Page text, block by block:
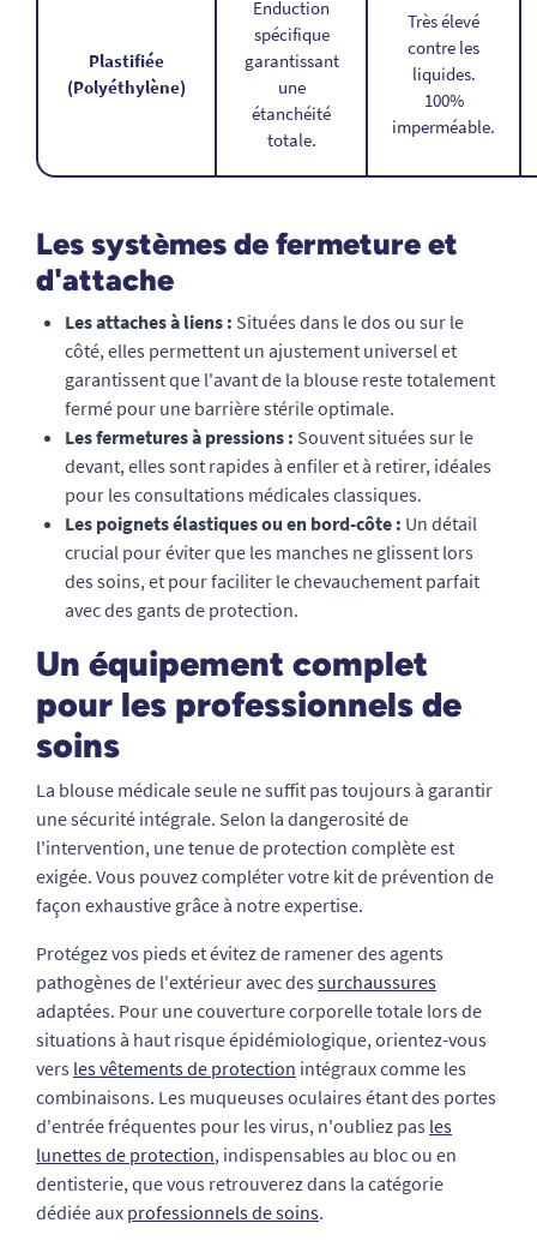
Plastifiée
(Polyéthylène)
Enduction
spécifique
garantissant
une
étanchéité
totale.
Très élevé
contre les
liquides.
100%
imperméable.
Les systèmes de fermeture et
d'attache
Les attaches à liens : Situées dans le dos ou sur le
côté, elles permettent un ajustement universel et
garantissent que l'avant de la blouse reste totalement
fermé pour une barrière stérile optimale.
Les fermetures à pressions : Souvent situées sur le
devant, elles sont rapides à enfiler et à retirer, idéales
pour les consultations médicales classiques.
Les poignets élastiques ou en bord-côte : Un détail
crucial pour éviter que les manches ne glissent lors
des soins, et pour faciliter le chevauchement parfait
avec des gants de protection.
Un équipement complet
pour les professionnels de
soins
La blouse médicale seule ne suffit pas toujours à garantir
une sécurité intégrale. Selon la dangerosité de
l'intervention, une tenue de protection complète est
exigée. Vous pouvez compléter votre kit de prévention de
façon exhaustive grâce à notre expertise.
Protégez vos pieds et évitez de ramener des agents
pathogènes de l'extérieur avec des surchaussures
adaptées. Pour une couverture corporelle totale lors de
situations à haut risque épidémiologique, orientez-vous
vers les vêtements de protection intégraux comme les
combinaisons. Les muqueuses oculaires étant des portes
d'entrée fréquentes pour les virus, n'oubliez pas les
lunettes de protection, indispensables au bloc ou en
dentisterie, que vous retrouverez dans la catégorie
dédiée aux professionnels de soins.